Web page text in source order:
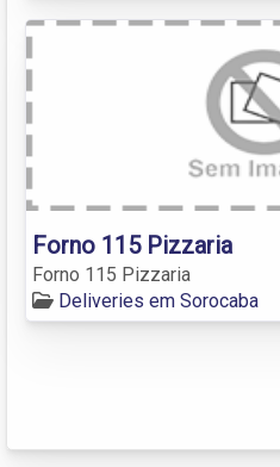
Forno 115 Pizzaria
Forno 115 Pizzaria
Deliveries em Sorocaba